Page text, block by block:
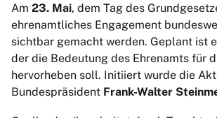
Am 23. Mai, dem Tag des
ehrenamtliches Engagement
sichtbar gemacht werden. Geplant ist
der die Bedeutung des Ehrenamts für
hervorheben soll. Initiiert wurde die
Bundespräsident Frank-Walter